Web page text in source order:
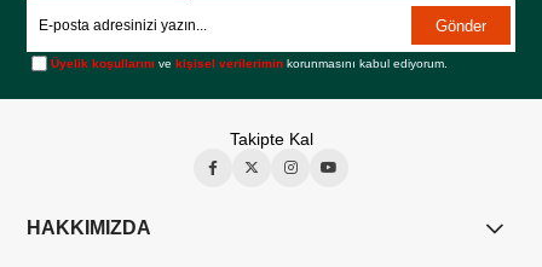
Gönder
Üyelik koşullarını vekişisel verilerimin korunmasını kabul ediyorum.
Takipte Kal
HAKKIMIZDA